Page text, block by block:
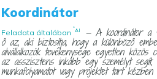
Koordinátor
Feladata általában *AI — A koordinátor a
ő az, aki biztosítja, hogy a különböző
alvállalkozók tevékenysége egyetlen közös
az asszisztens inkább egy személyt
munkafolyamatot vagy projektet tart kézben